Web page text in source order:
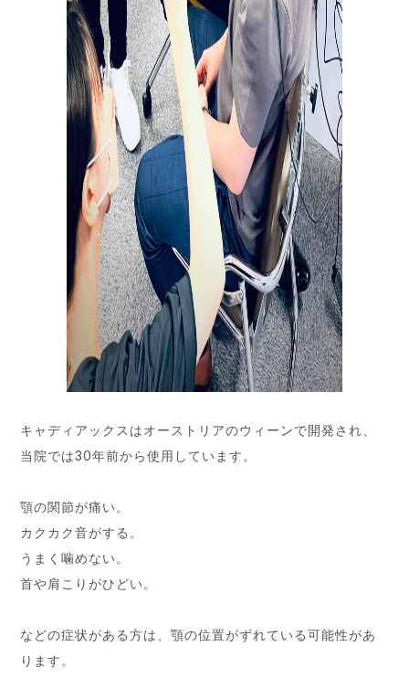
キャディアックスはオーストリアのウィーンで開発され、
当院では30年前から使用しています。
顎の関節が痛い。
カクカク音がする。
うまく噛めない。
首や肩こりがひどい。
などの症状がある方は、顎の位置がずれている可能性があ
ります。